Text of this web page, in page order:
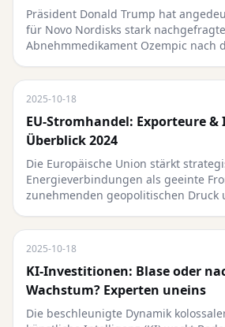
Präsident Donald Trump hat
für Novo Nordisks stark
Abnehmmedikament Ozempic nach
2025-10-18
EU-Stromhandel: Exporteure
Überblick 2024
Die Europäische Union stärkt
Energieverbindungen als geeinte
zunehmenden geopolitischen
2025-10-18
KI-Investitionen: Blase oder
Wachstum? Experten uneins
Die beschleunigte Dynamik